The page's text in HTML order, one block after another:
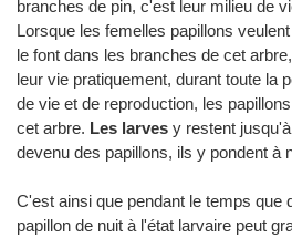
branches de pin, c'est leur milieu de
Lorsque les femelles papillons
le font dans les branches de cet
leur vie pratiquement, durant toute la
de vie et de reproduction, les
cet arbre. Les larves y restent
devenu des papillons, ils y pondent à
C'est ainsi que pendant le temps que
papillon de nuit à l'état larvaire peut